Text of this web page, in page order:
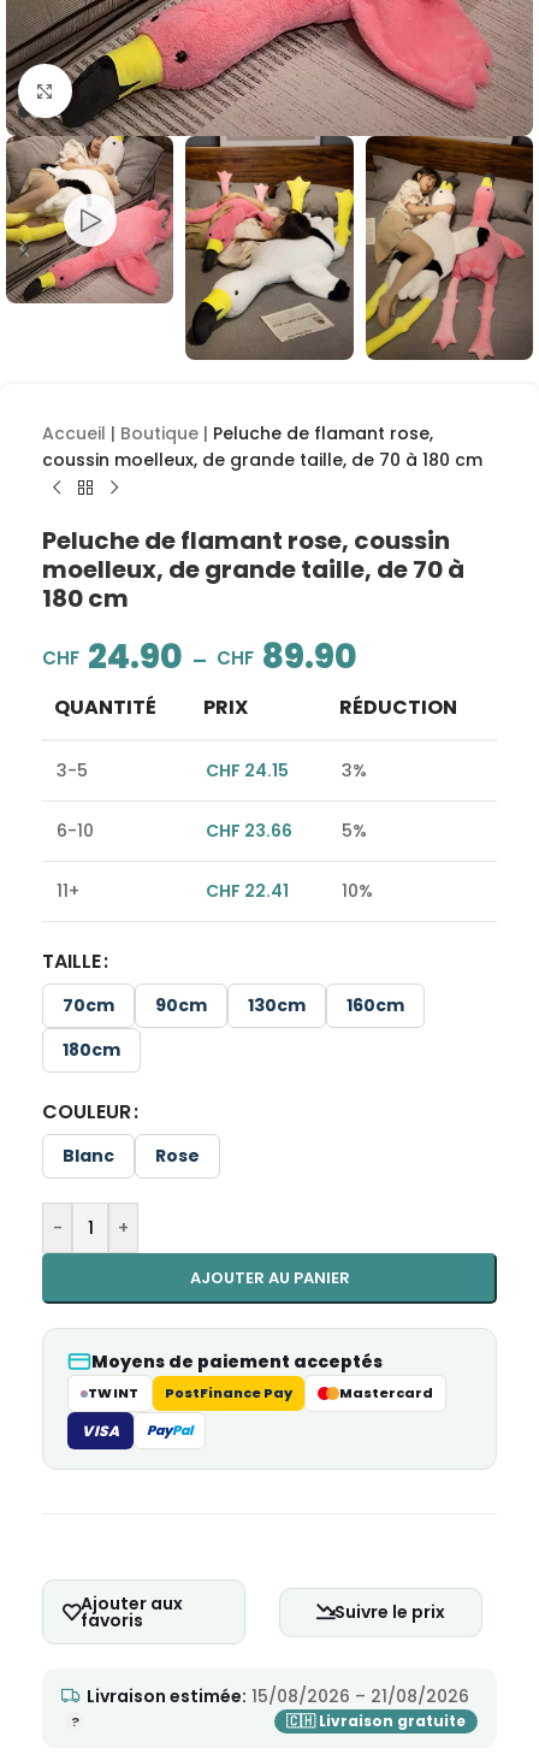
Cliquez pour agrandir
Accueil | Boutique | Peluche de flamant rose,
coussin moelleux, de grande taille, de 70 à 180 cm
Peluche de flamant rose, coussin
moelleux, de grande taille, de 70 à
180 cm
CHF 24.90 – CHF 89.90
QUANTITÉ PRIX RÉDUCTION
3-5 CHF 24.15 3%
6-10 CHF 23.66 5%
11+ CHF 22.41 10%
TAILLE
70cm 90cm 130cm
160cm
180cm
COULEUR
Blanc Rose
- +
AJOUTER AU PANIER
Alternative:
Moyens de paiement acceptés
TWINT PostFinance Pay Mastercard
VISA PayPal
Ajouter aux
favoris Suivre le prix
Livraison estimée: 15/08/2026 – 21/08/2026